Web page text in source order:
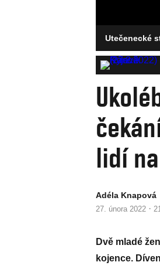
Utečenecké
lidí
Adéla Knapová
27. února 2022 ·
Dvě mladé
kojence.